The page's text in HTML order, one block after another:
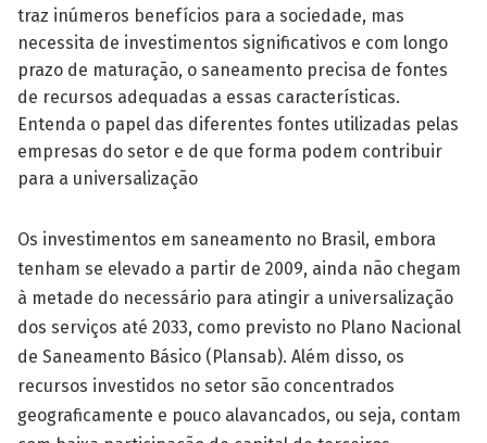
traz inúmeros benefícios para a sociedade, mas
necessita de investimentos significativos e com longo
prazo de maturação, o saneamento precisa de fontes
de recursos adequadas a essas características.
Entenda o papel das diferentes fontes utilizadas pelas
empresas do setor e de que forma podem contribuir
para a universalização
Os investimentos em saneamento no Brasil, embora
tenham se elevado a partir de 2009, ainda não chegam
à metade do necessário para atingir a universalização
dos serviços até 2033, como previsto no Plano Nacional
de Saneamento Básico (Plansab). Além disso, os
recursos investidos no setor são concentrados
geograficamente e pouco alavancados, ou seja, contam